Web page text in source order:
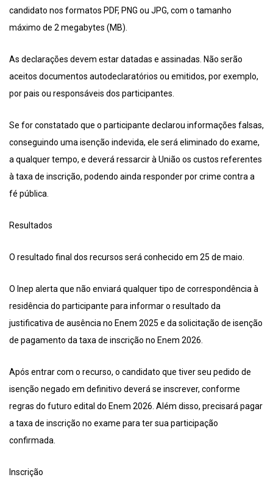
candidato nos formatos PDF, PNG ou JPG, com o tamanho
máximo de 2 megabytes (MB).
As declarações devem estar datadas e assinadas. Não serão
aceitos documentos autodeclaratórios ou emitidos, por exemplo,
por pais ou responsáveis dos participantes.
Se for constatado que o participante declarou informações falsas,
conseguindo uma isenção indevida, ele será eliminado do exame,
a qualquer tempo, e deverá ressarcir à União os custos referentes
à taxa de inscrição, podendo ainda responder por crime contra a
fé pública.
Resultados
O resultado final dos recursos será conhecido em 25 de maio.
O Inep alerta que não enviará qualquer tipo de correspondência à
residência do participante para informar o resultado da
justificativa de ausência no Enem 2025 e da solicitação de isenção
de pagamento da taxa de inscrição no Enem 2026.
Após entrar com o recurso, o candidato que tiver seu pedido de
isenção negado em definitivo deverá se inscrever, conforme
regras do futuro edital do Enem 2026. Além disso, precisará pagar
a taxa de inscrição no exame para ter sua participação
confirmada.
Inscrição